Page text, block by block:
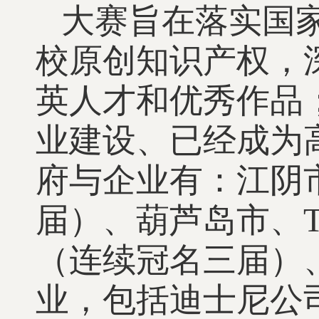
大赛旨在落实国
校原创知识产权，
英人才和优秀作品
业建设、已经成为
府与企业有：江
届）、葫芦岛市、
（连续冠名三届
业，包括迪士尼公